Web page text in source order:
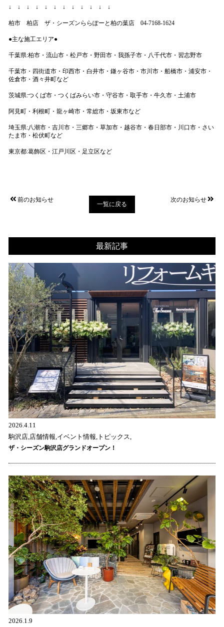
↓ ↓ ↓ ↓ ↓ ↓ ↓ ↓ ↓ ↓ ↓ ↓
柏市 柏店 ザ・シーズンららぽーと柏の葉店 04-7168-1624
●主な施工エリア●
千葉県:柏市・流山市・松戸市・野田市・我孫子市・八千代市・習志野市
千葉市・四街道市・印西市・白井市・鎌ヶ谷市・市川市・船橋市・浦安市・
佐倉市・酒々井町など
茨城県:つくば市・つくばみらい市・守谷市・取手市・牛久市・土浦市
阿見町・利根町・龍ヶ崎市・常総市・坂東市など
埼玉県:八潮市・吉川市・三郷市・草加市・越谷市・春日部市・川口市・さい
たま市・松伏町など
東京都:葛飾区・江戸川区・足立区など
前のお知らせ
一覧に戻る
次のお知らせ
最新記事
2026.4.11
駒沢店,店舗情報,イベント情報,トピックス,
ザ・シーズン駒沢店グランドオープン！
2026.1.9